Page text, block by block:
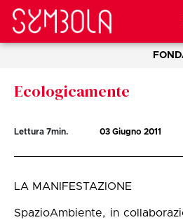
Ecologicamente
Lettura 7min. 03 Giugno 2011
LA MANIFESTAZIONE
SpazioAmbiente, in